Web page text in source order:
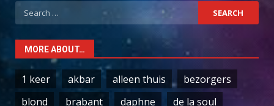
Search
for:
MORE ABOUT…
1 keer akbar alleen thuis
bezorgers
blond
brabant daphne
de la soul